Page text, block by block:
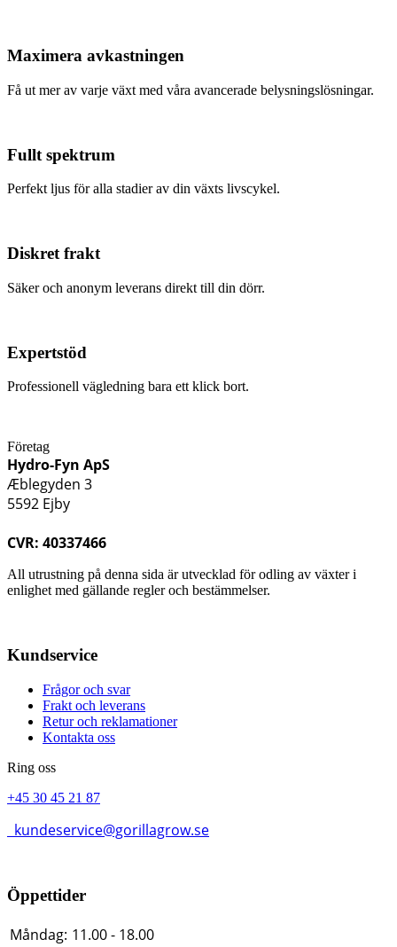
Maximera avkastningen
Få ut mer av varje växt med våra avancerade belysningslösningar.
Fullt spektrum
Perfekt ljus för alla stadier av din växts livscykel.
Diskret frakt
Säker och anonym leverans direkt till din dörr.
Expertstöd
Professionell vägledning bara ett klick bort.
Företag
Hydro-Fyn ApS
Æblegyden 3
5592 Ejby
CVR: 40337466
All utrustning på denna sida är utvecklad för odling av växter i
enlighet med gällande regler och bestämmelser.
Kundservice
Frågor och svar
Frakt och leverans
Retur och reklamationer
Kontakta oss
Ring oss
+45 30 45 21 87
kundeservice@gorillagrow.se
Öppettider
Måndag: 11.00 - 18.00